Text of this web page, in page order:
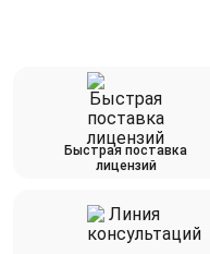
Быстрая поставка
лицензий